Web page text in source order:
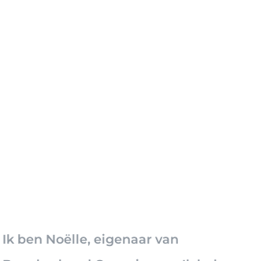
Ik ben Noëlle, eigenaar van